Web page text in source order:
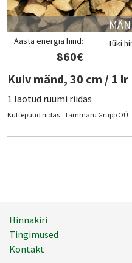
Tüki
Aasta energia hind:
860€
Kuiv mänd, 30 cm / 1 lr
1 laotud ruumi riidas
Küttepuud riidas Tammaru Grupp OÜ
Hinnakiri
Tingimused
Kontakt